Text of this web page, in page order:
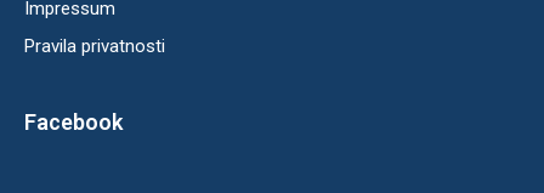
Impressum
Pravila privatnosti
Facebook